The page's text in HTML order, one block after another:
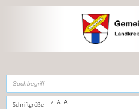
,zur Navigationoderzur Startseite
Schriftgröße A A A